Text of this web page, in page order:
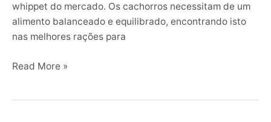
whippet do mercado. Os cachorros necessitam de um
alimento balanceado e equilibrado, encontrando isto
nas melhores rações para
Read More »